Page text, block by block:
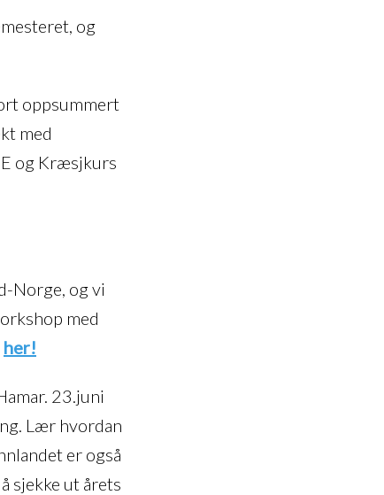
og
oppsummert
med
og Kræsjkurs
Norge, og vi
med
her!
23.juni
Lær hvordan
er også
sjekke ut årets